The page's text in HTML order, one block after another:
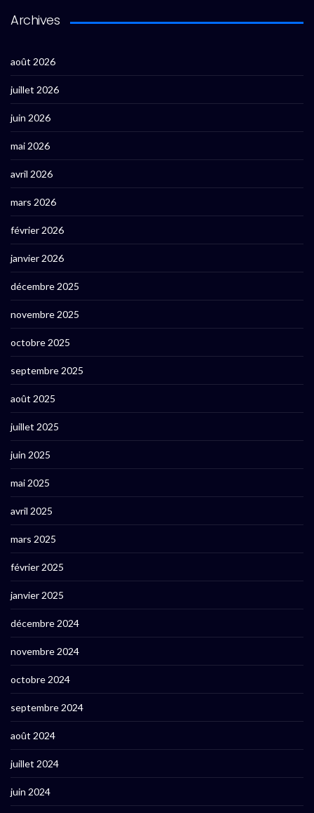
Archives
août 2026
juillet 2026
juin 2026
mai 2026
avril 2026
mars 2026
février 2026
janvier 2026
décembre 2025
novembre 2025
octobre 2025
septembre 2025
août 2025
juillet 2025
juin 2025
mai 2025
avril 2025
mars 2025
février 2025
janvier 2025
décembre 2024
novembre 2024
octobre 2024
septembre 2024
août 2024
juillet 2024
juin 2024